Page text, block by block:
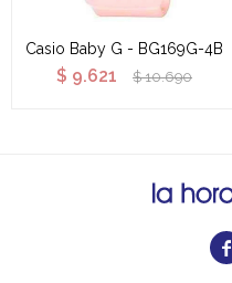
Casio Baby G - BG169G-4B
$ 9.621 $ 10.690
